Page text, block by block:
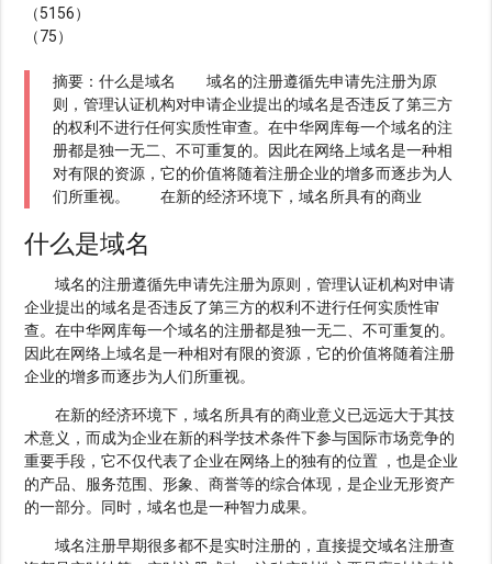
（5156）
（75）
摘要：什么是域名 域名的注册遵循先申请先注册为原
则，管理认证机构对申请企业提出的域名是否违反了第三方
的权利不进行任何实质性审查。在中华网库每一个域名的注
册都是独一无二、不可重复的。因此在网络上域名是一种相
对有限的资源，它的价值将随着注册企业的增多而逐步为人
们所重视。 在新的经济环境下，域名所具有的商业
什么是域名
域名的注册遵循先申请先注册为原则，管理认证机构对申请
企业提出的域名是否违反了第三方的权利不进行任何实质性审
查。在中华网库每一个域名的注册都是独一无二、不可重复的。
因此在网络上域名是一种相对有限的资源，它的价值将随着注册
企业的增多而逐步为人们所重视。
在新的经济环境下，域名所具有的商业意义已远远大于其技
术意义，而成为企业在新的科学技术条件下参与国际市场竞争的
重要手段，它不仅代表了企业在网络上的独有的位置 ，也是企业
的产品、服务范围、形象、商誉等的综合体现，是企业无形资产
的一部分。同时，域名也是一种智力成果。
域名注册早期很多都不是实时注册的，直接提交域名注册查